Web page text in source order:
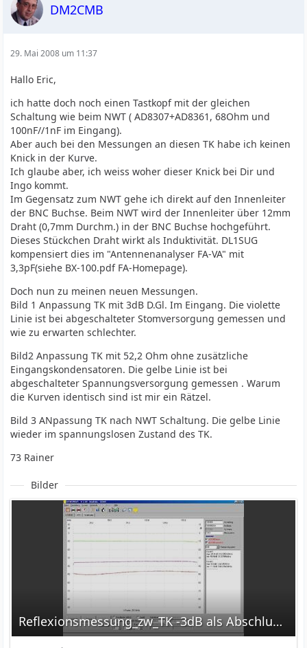
DM2CMB
29. Mai 2008 um 11:37
Hallo Eric,
ich hatte doch noch einen Tastkopf mit der gleichen
Schaltung wie beim NWT ( AD8307+AD8361, 68Ohm und
100nF//1nF im Eingang).
Aber auch bei den Messungen an diesen TK habe ich keinen
Knick in der Kurve.
Ich glaube aber, ich weiss woher dieser Knick bei Dir und
Ingo kommt.
Im Gegensatz zum NWT gehe ich direkt auf den Innenleiter
der BNC Buchse. Beim NWT wird der Innenleiter über 12mm
Draht (0,7mm Durchm.) in der BNC Buchse hochgeführt.
Dieses Stückchen Draht wirkt als Induktivität. DL1SUG
kompensiert dies im "Antennenanalyser FA-VA" mit
3,3pF(siehe BX-100.pdf FA-Homepage).
Doch nun zu meinen neuen Messungen.
Bild 1 Anpassung TK mit 3dB D.Gl. Im Eingang. Die violette
Linie ist bei abgeschalteter Stomversorgung gemessen und
wie zu erwarten schlechter.
Bild2 Anpassung TK mit 52,2 Ohm ohne zusätzliche
Eingangskondensatoren. Die gelbe Linie ist bei
abgeschalteter Spannungsversorgung gemessen . Warum
die Kurven identisch sind ist mir ein Rätzel.
Bild 3 ANpassung TK nach NWT Schaltung. Die gelbe Linie
wieder im spannungslosen Zustand des TK.
73 Rainer
Bilder
Reflexionsmessung_zw_TK -3dB als Abschluss M2.jpg